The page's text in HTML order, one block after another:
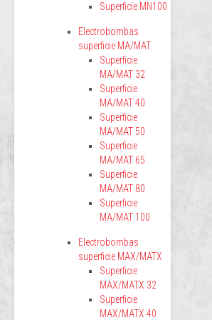
Superficie MN100
Electrobombas
superficie MA/MAT
Superficie
MA/MAT 32
Superficie
MA/MAT 40
Superficie
MA/MAT 50
Superficie
MA/MAT 65
Superficie
MA/MAT 80
Superficie
MA/MAT 100
Electrobombas
superficie MAX/MATX
Superficie
MAX/MATX 32
Superficie
MAX/MATX 40